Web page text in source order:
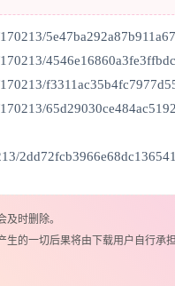
时删除。
的一切后果将由下载用户自行承担